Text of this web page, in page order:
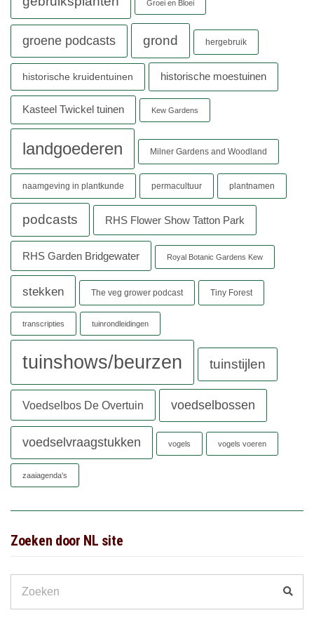
Groei en Bloei
groene podcasts grond hergebruik
historische kruidentuinen historische moestuinen
Kasteel Twickel tuinen Kew Gardens
landgoederen Milner Gardens and Woodland
naamgeving in plantkunde permacultuur plantnamen
podcasts RHS Flower Show Tatton Park
RHS Garden Bridgewater Royal Botanic Gardens Kew
stekken The veg grower podcast Tiny Forest
transcripties tuinrondleidingen
tuinshows/beurzen tuinstijlen
Voedselbos De Overtuin voedselbossen
voedselvraagstukken vogels vogels voeren
zaaiagenda's
Zoeken door NL site
for: